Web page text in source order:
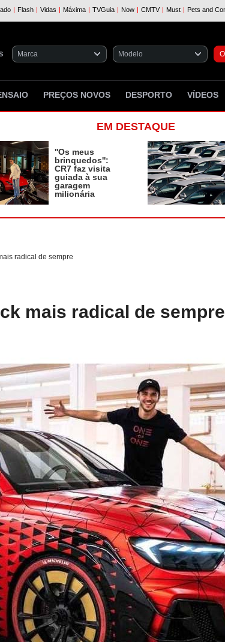
PREÇOS NOVOS DESPORTO VÍDEOS
EM DESTAQUE
''Os meus
brinquedos'':
CR7 faz visita
guiada à sua
garagem
milionária
radical de sempre
mais radical de sempre